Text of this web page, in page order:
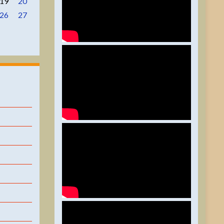
27